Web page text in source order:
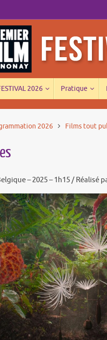
2026 Pratique
2026 Films tout
– 2025 – 1h15 / Réalisé